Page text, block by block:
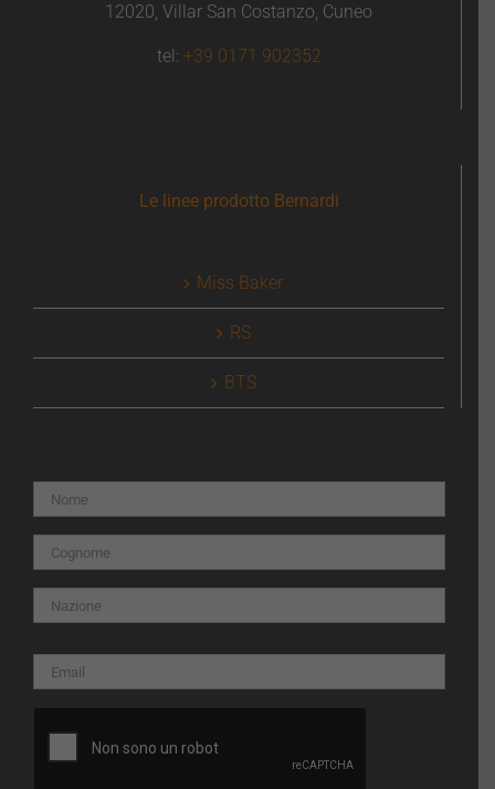
12020, Villar San Costanzo, Cuneo
tel: +39 0171 902352
Le linee prodotto Bernardi
Miss Baker
RS
BTS